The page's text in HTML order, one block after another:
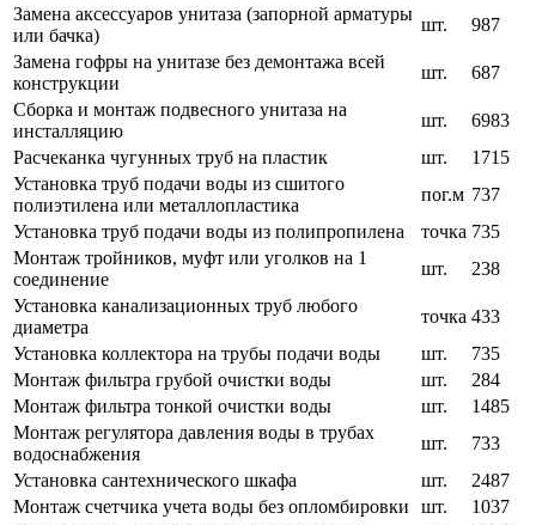
Замена аксессуаров унитаза (запорной арматуры
или бачка)
шт.
987
Замена гофры на унитазе без демонтажа всей
конструкции
шт.
687
Сборка и монтаж подвесного унитаза на
инсталляцию
шт.
6983
Расчеканка чугунных труб на пластик
шт.
1715
Установка труб подачи воды из сшитого
полиэтилена или металлопластика
пог.м 737
Установка труб подачи воды из полипропилена
точка 735
Монтаж тройников, муфт или уголков на 1
соединение
шт.
238
Установка канализационных труб любого
диаметра
точка 433
Установка коллектора на трубы подачи воды
шт.
735
Монтаж фильтра грубой очистки воды
шт.
284
Монтаж фильтра тонкой очистки воды
шт.
1485
Монтаж регулятора давления воды в трубах
водоснабжения
шт.
733
Установка сантехнического шкафа
шт.
2487
Монтаж счетчика учета воды без опломбировки
шт.
1037